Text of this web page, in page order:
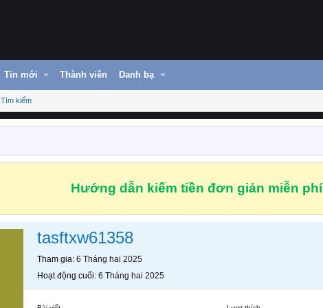
Tin mới Thành viên Danh bạ
Tìm kiếm
Hướng dẫn kiếm tiền đơn giản miễn phí
tasftxw61358
Tham gia 6 Tháng hai 2025
Hoạt động cuối 6 Tháng hai 2025